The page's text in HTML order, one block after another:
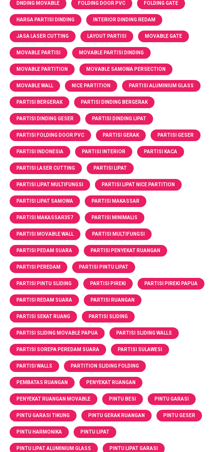
DNDING MOVABLE FOLDING DOOR PVC FOLDING GATE
HARGA PARTISI DINDING INTERIOR DINDING REDAM
JASA LASER CUTTING LAYOUT PARTISI MOVABLE GATE
MOVABLE PARTISI MOVABLE PARTISI DINDING
MOVABLE PARTITION MOVABLE SAMOWA PERSECTION
MOVABLE WALL NICE PARTITION PARTISI ALUMINIUM GLASS
PARTISI BERGERAK PARTISI DINDING BERGERAK
PARTISI DINDING GESER PARTISI DINDING LIPAT
PARTISI FOLDING DOOR PVC PARTISI GERAK PARTISI GESER
PARTISI INDONESIA PARTISI INTERIOR PARTISI KACA
PARTISI LASER CUTTING PARTISI LIPAT
PARTISI LIPAT MULTIFUNGSI PARTISI LIPAT NICE PARTITION
PARTISI LIPAT SAMOWA PARTISI MAKASSAR
PARTISI MAKASSAR357 PARTISI MINIMALIS
PARTISI MOVABLE WALL PARTISI MULTIFUNGSI
PARTISI PEDAM SUARA PARTISI PENYEKAT RUANGAN
PARTISI PEREDAM PARTISI PINTU LIPAT
PARTISI PINTU SLIDING PARTISI PIREKI PARTISI PIREKI PAPUA
PARTISI REDAM SUARA PARTISI RUANGAN
PARTISI SEKAT RUANG PARTISI SLIDING
PARTISI SLIDING MOVABLE PAPUA PARTISI SLIDING WALLS
PARTISI SOREPA PEREDAM SUARA PARTISI SULAWESI
PARTISI WALLS PARTITION SLIDING FOLDING
PEMBATAS RUANGAN PENYEKAT RUANGAN
PENYEKAT RUANGAN MOVABLE PINTU BESI PINTU GARASI
PINTU GARASI TIKUNG PINTU GERAK RUANGAN PINTU GESER
PINTU HARMONIKA PINTU LIPAT
PINTU LIPAT ALUMINIUM GLASS PINTU LIPAT GARASI